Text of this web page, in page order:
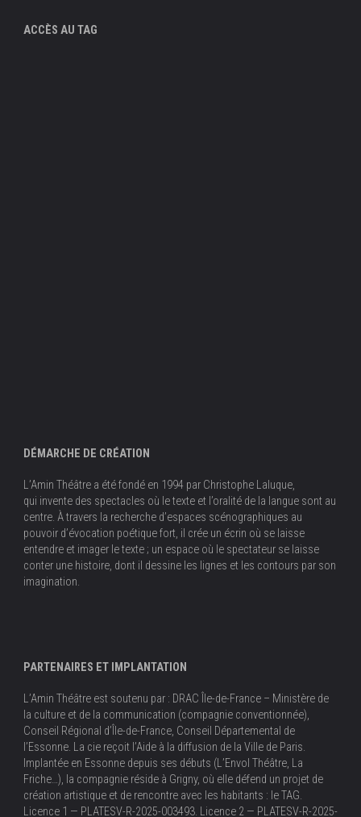
ACCÈS AU TAG
DÉMARCHE DE CRÉATION
L’Amin Théâtre a été fondé en 1994 par Christophe Laluque,
qui invente des spectacles où le texte et l’oralité de la langue sont au
centre. À travers la recherche d’espaces scénographiques au
pouvoir d’évocation poétique fort, il crée un écrin où se laisse
entendre et imager le texte ; un espace où le spectateur se laisse
conter une histoire, dont il dessine les lignes et les contours par son
imagination.
PARTENAIRES ET IMPLANTATION
L’Amin Théâtre est soutenu par : DRAC Île-de-France – Ministère de
la culture et de la communication (compagnie conventionnée),
Conseil Régional d’Île-de-France, Conseil Départemental de
l’Essonne. La cie reçoit l’Aide à la diffusion de la Ville de Paris.
Implantée en Essonne depuis ses débuts (L’Envol Théâtre, La
Friche…), la compagnie réside à Grigny, où elle défend un projet de
création artistique et de rencontre avec les habitants : le TAG.
Licence 1 — PLATESV-R-2025-003493. Licence 2 — PLATESV-R-2025-